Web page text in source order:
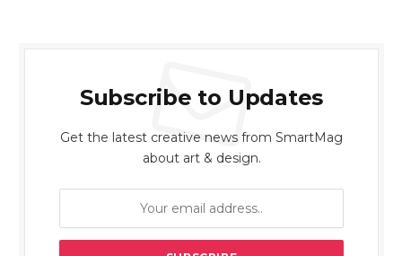
Subscribe to Updates
Get the latest creative news from SmartMag
about art & design.